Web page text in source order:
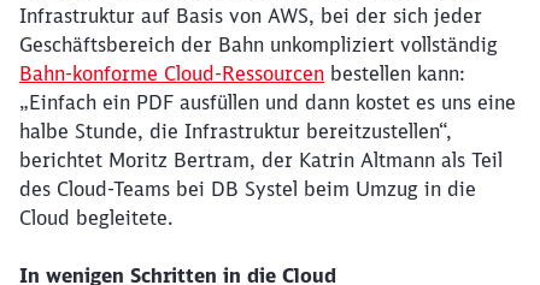
Infrastruktur auf Basis von AWS, bei der sich jeder
Geschäftsbereich der Bahn unkompliziert vollständig
Bahn-konforme Cloud-Ressourcen bestellen kann:
„Einfach ein PDF ausfüllen und dann kostet es uns eine
halbe Stunde, die Infrastruktur bereitzustellen“,
berichtet Moritz Bertram, der Katrin Altmann als Teil
des Cloud-Teams bei DB Systel beim Umzug in die
Cloud begleitete.
In wenigen Schritten in die Cloud